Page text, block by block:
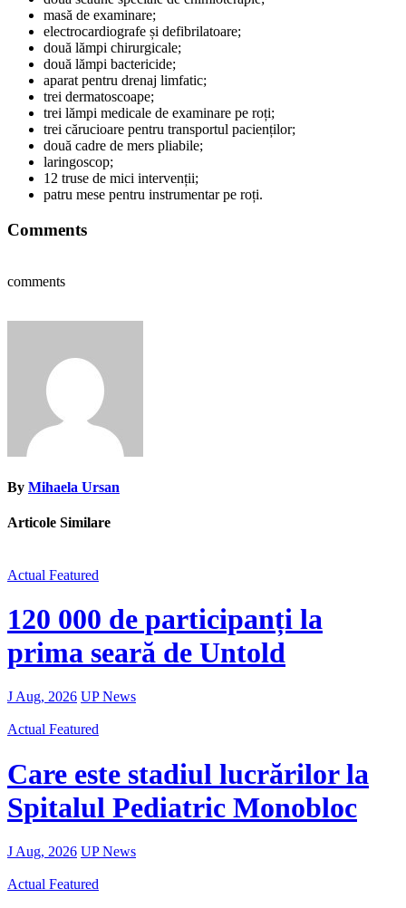
masă de examinare;
electrocardiografe și defibrilatoare;
două lămpi chirurgicale;
două lămpi bactericide;
aparat pentru drenaj limfatic;
trei dermatoscoape;
trei lămpi medicale de examinare pe roți;
trei cărucioare pentru transportul pacienților;
două cadre de mers pliabile;
laringoscop;
12 truse de mici intervenții;
patru mese pentru instrumentar pe roți.
Comments
comments
By Mihaela Ursan
Articole Similare
Actual Featured
120 000 de participanți la
prima seară de Untold
J Aug, 2026 UP News
Actual Featured
Care este stadiul lucrărilor la
Spitalul Pediatric Monobloc
J Aug, 2026 UP News
Actual Featured